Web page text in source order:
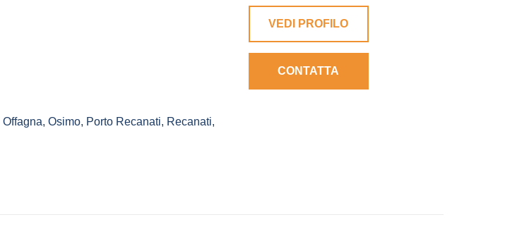
Offagna, Osimo, Porto Recanati, Recanati,
VEDI PROFILO
CONTATTA